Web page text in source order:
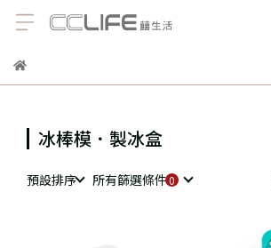
冰棒模．製冰盒
預設排序 所有篩選條件